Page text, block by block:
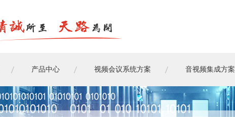
产品中心 视频会议系统方案 音视频集成方案